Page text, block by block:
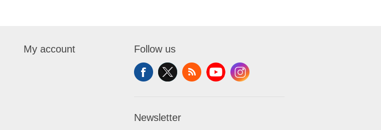
My account Follow us
Newsletter